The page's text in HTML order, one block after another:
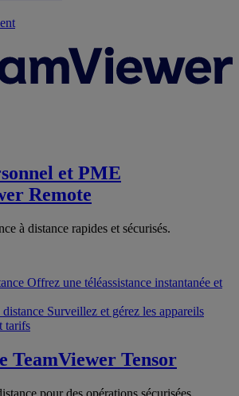
et PME
Remote
à distance rapides et sécurisés.
Offrez une téléassistance instantanée et
Surveillez et gérez les appareils
tarifs
TeamViewer Tensor
pour des opérations sécurisées.